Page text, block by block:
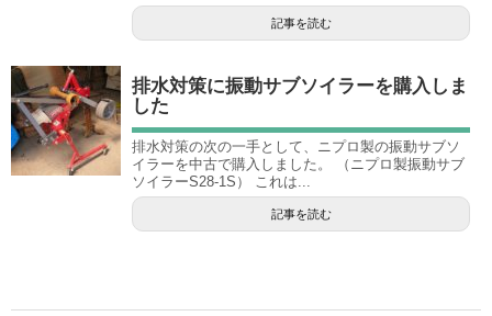
記事を読む
排水対策に振動サブソイラーを購入しま
した
排水対策の次の一手として、ニプロ製の振動サブソ
イラーを中古で購入しました。 （ニプロ製振動サブ
ソイラーS28-1S） これは...
記事を読む